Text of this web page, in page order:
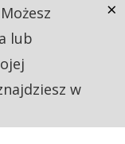
lub
w
×